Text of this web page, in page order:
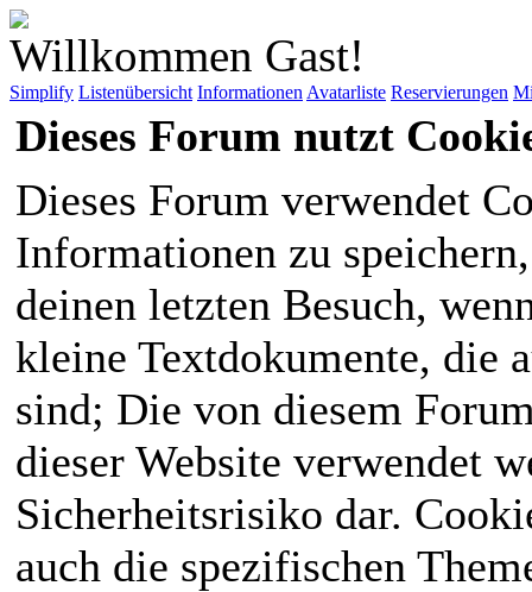
Willkommen Gast!
Simplify Listenübersicht Informationen Avatarliste Reservierungen
Dieses Forum nutzt
Dieses Forum verwendet
Informationen zu
deinen letzten Besuch,
kleine Textdokumente, die
sind; Die von diesem
dieser Website verwendet
Sicherheitsrisiko dar.
auch die spezifischen